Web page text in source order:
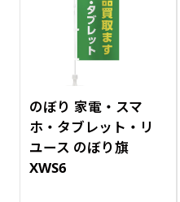
のぼり 家電・スマ
ホ・タブレット・リ
ユース のぼり旗
XWS6